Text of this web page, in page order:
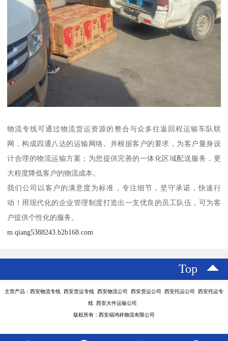
物流专线可通过物流货运资源的整合与众多往返回程运输车队联
网，构成四通八达的运输网络。并根据客户的要求，为客户量身设
计合理的物流运输方案；为您提供完善的一体化区域配送服务，更
大程度降低客户的物流成本。
我们公司以客户的满意度为标准，专注细节，坚守承诺，快速行
动！用现代化的企业管理制度打造出一支优良的员工队伍，可为客
户提供个性化的服务。
m.qiang5388243.b2b168.com
Top
主营产品：西安物流专线 西安货运专线 西安物流公司 西安货运公司 西安托运公司 西安托运专
线 西安大件运输公司
版权所有：西安福鸿祥物流有限公司